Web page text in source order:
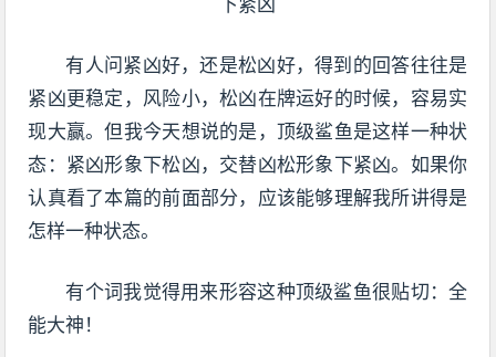
有人问紧凶好，还是松凶好，得到的回答往往是
紧凶更稳定，风险小，松凶在牌运好的时候，容易实
现大赢。但我今天想说的是，顶级鲨鱼是这样一种状
态：紧凶形象下松凶，交替凶松形象下紧凶。如果你
认真看了本篇的前面部分，应该能够理解我所讲得是
怎样一种状态。
有个词我觉得用来形容这种顶级鲨鱼很贴切：全
能大神！